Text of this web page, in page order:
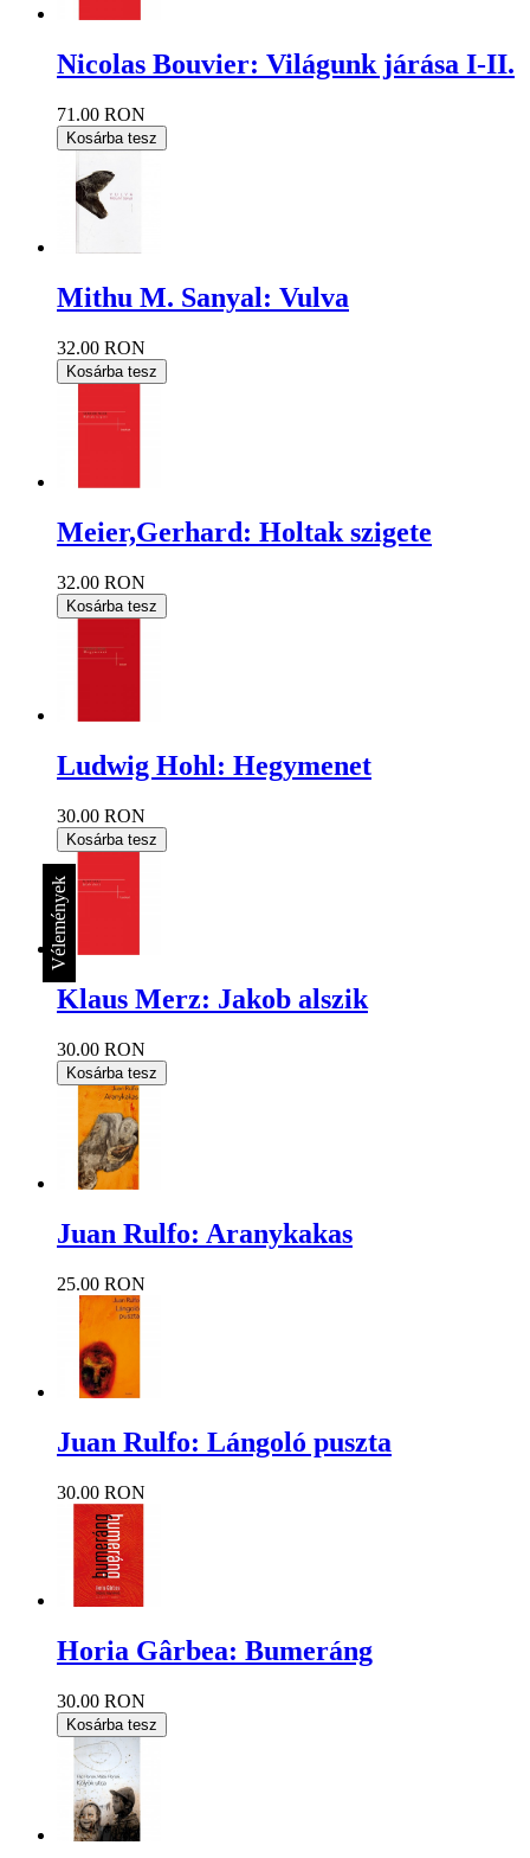
Nicolas Bouvier: Világunk járása I-II.
71.00 RON
Kosárba tesz
Mithu M. Sanyal: Vulva
32.00 RON
Kosárba tesz
Meier,Gerhard: Holtak szigete
32.00 RON
Kosárba tesz
Ludwig Hohl: Hegymenet
30.00 RON
Kosárba tesz
Klaus Merz: Jakob alszik
30.00 RON
Kosárba tesz
Juan Rulfo: Aranykakas
25.00 RON
Juan Rulfo: Lángoló puszta
30.00 RON
Horia Gârbea: Bumeráng
30.00 RON
Kosárba tesz
Vélemények